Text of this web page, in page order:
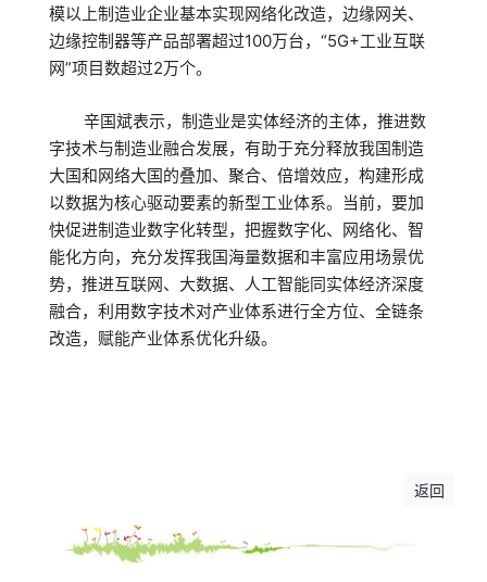
模以上制造业企业基本实现网络化改造，边缘网关、
边缘控制器等产品部署超过100万台，“5G+工业互联
网”项目数超过2万个。
辛国斌表示，制造业是实体经济的主体，推进数
字技术与制造业融合发展，有助于充分释放我国制造
大国和网络大国的叠加、聚合、倍增效应，构建形成
以数据为核心驱动要素的新型工业体系。当前，要加
快促进制造业数字化转型，把握数字化、网络化、智
能化方向，充分发挥我国海量数据和丰富应用场景优
势，推进互联网、大数据、人工智能同实体经济深度
融合，利用数字技术对产业体系进行全方位、全链条
改造，赋能产业体系优化升级。
返回